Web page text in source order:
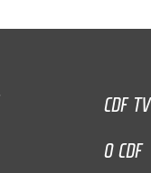
CDF TV
O CDF